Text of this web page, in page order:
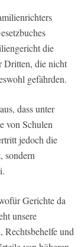
die
Dritten, die nicht
gefährden.
dass unter
von Schulen
jedoch die
sondern
Gerichte da
unsere
Rechtsbehelfe und